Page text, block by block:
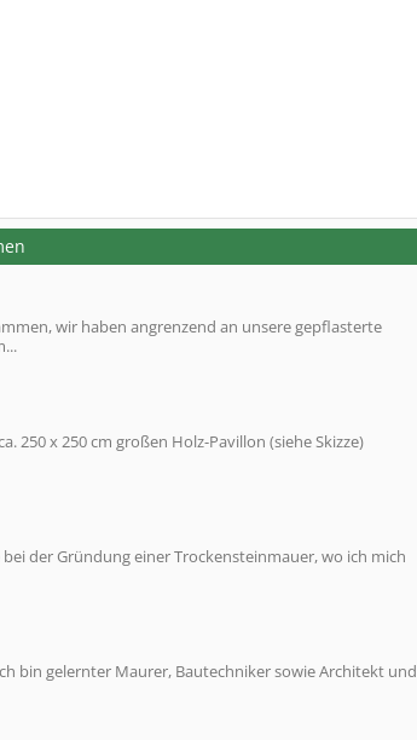
wir haben angrenzend an unsere gepflasterte
250 x 250 cm großen Holz-Pavillon (siehe Skizze)
der Gründung einer Trockensteinmauer, wo ich mich
bin gelernter Maurer, Bautechniker sowie Architekt und